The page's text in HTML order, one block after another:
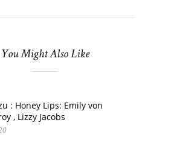
You Might Also Like
: Honey Lips: Emily von
, Lizzy Jacobs